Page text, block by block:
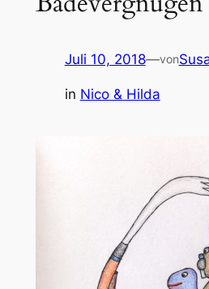
Juli 10, 2018—von
in Nico & Hilda